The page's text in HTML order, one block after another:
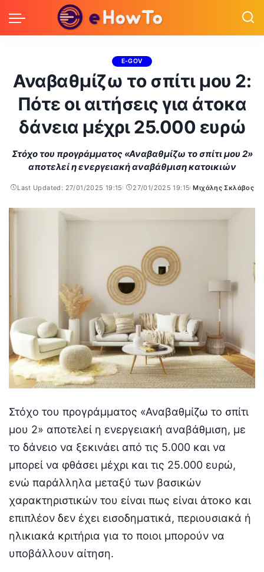
E-GOV
Αναβαθμίζω το σπίτι μου 2:
Πότε οι αιτήσεις για άτοκα
δάνεια μέχρι 25.000 ευρώ
Στόχο του προγράμματος «Αναβαθμίζω το σπίτι μου 2»
αποτελεί η ενεργειακή αναβάθμιση κατοικιών
Last Updated: 27/01/2025 19:15 27/01/2025 19:15
Posted
Μιχάλης Σκλάβος
Στόχο του προγράμματος «Αναβαθμίζω το σπίτι
μου 2» αποτελεί η ενεργειακή αναβάθμιση, με
το δάνειο να ξεκινάει από τις 5.000 και να
μπορεί να φθάσει μέχρι και τις 25.000 ευρώ,
ενώ παράλληλα μεταξύ των βασικών
χαρακτηριστικών του είναι πως είναι άτοκο και
επιπλέον δεν έχει εισοδηματικά, περιουσιακά ή
ηλικιακά κριτήρια για το ποιοι μπορούν να
υποβάλλουν αίτηση.